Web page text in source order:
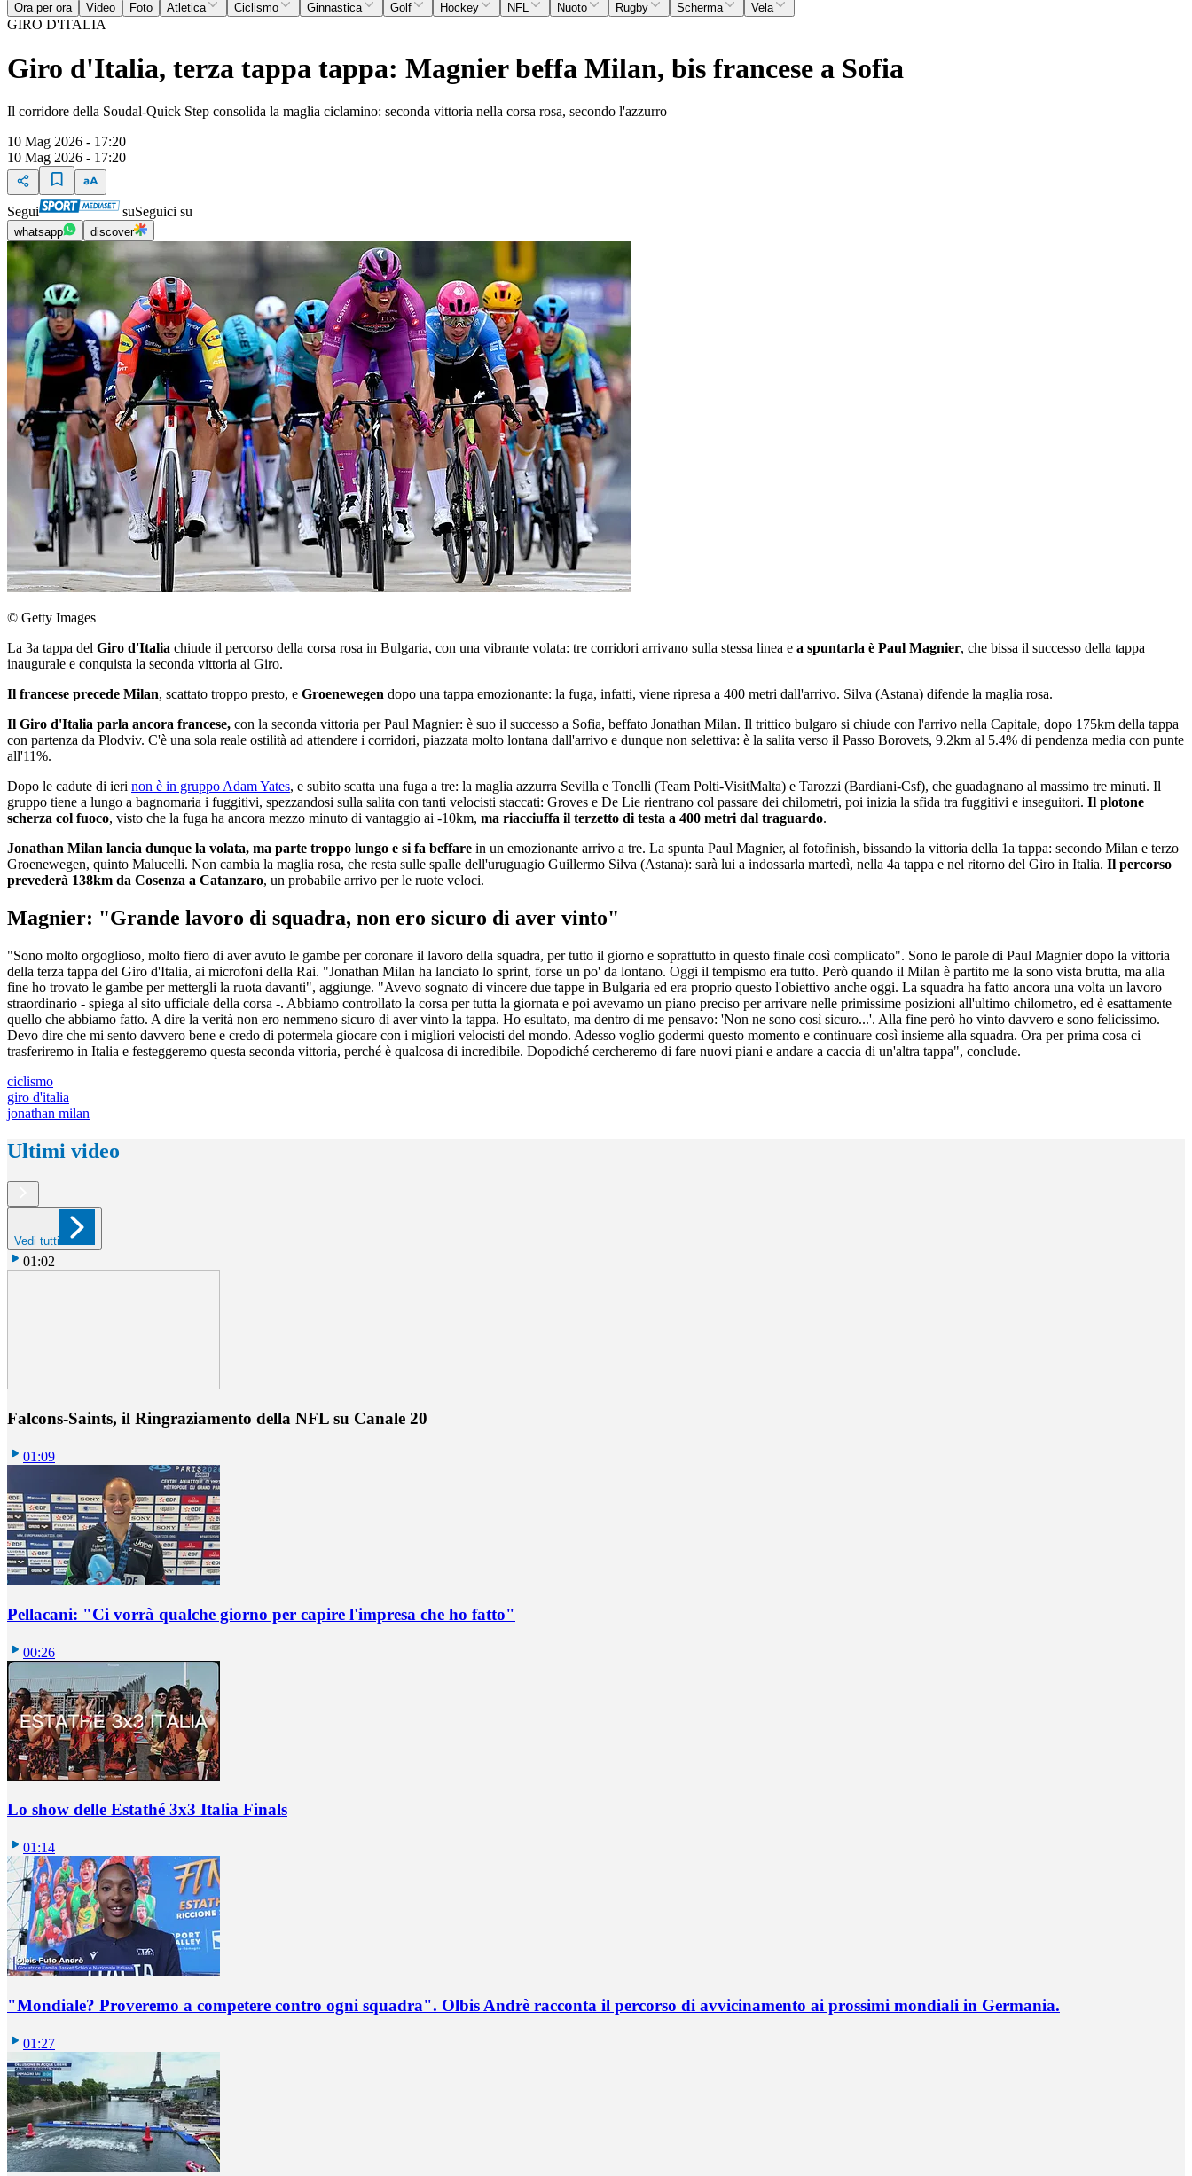
Ora per ora Video Foto Atletica Ciclismo Ginnastica Golf Hockey NFL Nuoto Rugby Scherma Vela
GIRO D'ITALIA
Giro d'Italia, terza tappa tappa: Magnier beffa Milan, bis francese a Sofia
Il corridore della Soudal-Quick Step consolida la maglia ciclamino: seconda vittoria nella corsa rosa, secondo l'azzurro
10 Mag 2026 - 17:20
10 Mag 2026 - 17:20
Segui suSeguici su
whatsapp discover
© Getty Images
La 3a tappa del Giro d'Italia chiude il percorso della corsa rosa in Bulgaria, con una vibrante volata: tre corridori arrivano sulla stessa linea e a spuntarla è Paul Magnier, che bissa il successo della tappa
inaugurale e conquista la seconda vittoria al Giro.
Il francese precede Milan, scattato troppo presto, e Groenewegen dopo una tappa emozionante: la fuga, infatti, viene ripresa a 400 metri dall'arrivo. Silva (Astana) difende la maglia rosa.
Il Giro d'Italia parla ancora francese, con la seconda vittoria per Paul Magnier: è suo il successo a Sofia, beffato Jonathan Milan. Il trittico bulgaro si chiude con l'arrivo nella Capitale, dopo 175km della tappa
con partenza da Plodviv. C'è una sola reale ostilità ad attendere i corridori, piazzata molto lontana dall'arrivo e dunque non selettiva: è la salita verso il Passo Borovets, 9.2km al 5.4% di pendenza media con punte
all'11%.
Dopo le cadute di ieri non è in gruppo Adam Yates, e subito scatta una fuga a tre: la maglia azzurra Sevilla e Tonelli (Team Polti-VisitMalta) e Tarozzi (Bardiani-Csf), che guadagnano al massimo tre minuti. Il
gruppo tiene a lungo a bagnomaria i fuggitivi, spezzandosi sulla salita con tanti velocisti staccati: Groves e De Lie rientrano col passare dei chilometri, poi inizia la sfida tra fuggitivi e inseguitori. Il plotone
scherza col fuoco, visto che la fuga ha ancora mezzo minuto di vantaggio ai -10km, ma riacciuffa il terzetto di testa a 400 metri dal traguardo.
Jonathan Milan lancia dunque la volata, ma parte troppo lungo e si fa beffare in un emozionante arrivo a tre. La spunta Paul Magnier, al fotofinish, bissando la vittoria della 1a tappa: secondo Milan e terzo
Groenewegen, quinto Malucelli. Non cambia la maglia rosa, che resta sulle spalle dell'uruguagio Guillermo Silva (Astana): sarà lui a indossarla martedì, nella 4a tappa e nel ritorno del Giro in Italia. Il percorso
prevederà 138km da Cosenza a Catanzaro, un probabile arrivo per le ruote veloci.
Magnier: "Grande lavoro di squadra, non ero sicuro di aver vinto"
"Sono molto orgoglioso, molto fiero di aver avuto le gambe per coronare il lavoro della squadra, per tutto il giorno e soprattutto in questo finale così complicato". Sono le parole di Paul Magnier dopo la vittoria
della terza tappa del Giro d'Italia, ai microfoni della Rai. "Jonathan Milan ha lanciato lo sprint, forse un po' da lontano. Oggi il tempismo era tutto. Però quando il Milan è partito me la sono vista brutta, ma alla
fine ho trovato le gambe per mettergli la ruota davanti", aggiunge. "Avevo sognato di vincere due tappe in Bulgaria ed era proprio questo l'obiettivo anche oggi. La squadra ha fatto ancora una volta un lavoro
straordinario - spiega al sito ufficiale della corsa -. Abbiamo controllato la corsa per tutta la giornata e poi avevamo un piano preciso per arrivare nelle primissime posizioni all'ultimo chilometro, ed è esattamente
quello che abbiamo fatto. A dire la verità non ero nemmeno sicuro di aver vinto la tappa. Ho esultato, ma dentro di me pensavo: 'Non ne sono così sicuro...'. Alla fine però ho vinto davvero e sono felicissimo.
Devo dire che mi sento davvero bene e credo di potermela giocare con i migliori velocisti del mondo. Adesso voglio godermi questo momento e continuare così insieme alla squadra. Ora per prima cosa ci
trasferiremo in Italia e festeggeremo questa seconda vittoria, perché è qualcosa di incredibile. Dopodiché cercheremo di fare nuovi piani e andare a caccia di un'altra tappa", conclude.
ciclismo
giro d'italia
jonathan milan
Ultimi video
Vedi tutti
01:02
Falcons-Saints, il Ringraziamento della NFL su Canale 20
01:09
Pellacani: "Ci vorrà qualche giorno per capire l'impresa che ho fatto"
00:26
Lo show delle Estathé 3x3 Italia Finals
01:14
"Mondiale? Proveremo a competere contro ogni squadra". Olbis Andrè racconta il percorso di avvicinamento ai prossimi mondiali in Germania.
01:27